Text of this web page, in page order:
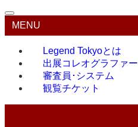
MENU
Legend Tokyoとは
出展コレオグラファー
審査員･システム
観覧チケット